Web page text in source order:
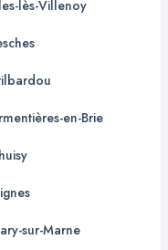
lès-Villenoy
en-Brie
sur-Marne